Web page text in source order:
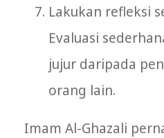
Lakukan refleksi
Evaluasi
jujur daripada
orang lain.
Imam Al-Ghazali